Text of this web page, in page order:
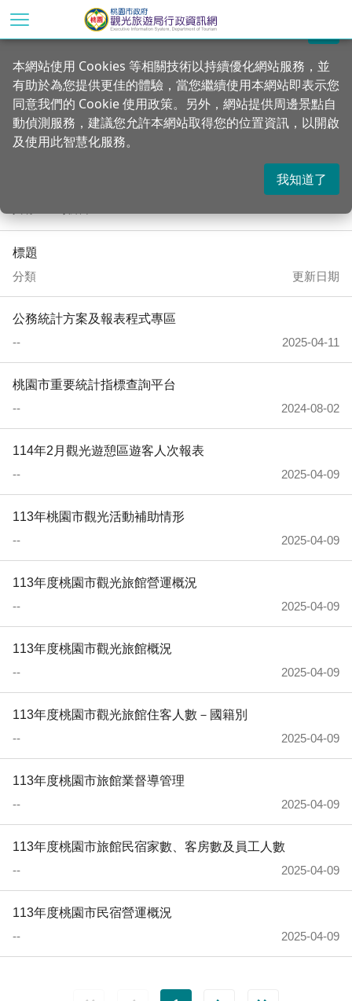
到
首頁 統計專區
公務統計方案
標題
分類
更新日期
公務統計方案及報表程式專區
--
2025-04-11
桃園市重要統計指標查詢平台
--
2024-08-02
114年2月觀光遊憩區遊客人次報表
--
2025-04-09
113年桃園市觀光活動補助情形
--
2025-04-09
113年度桃園市觀光旅館營運概況
--
2025-04-09
113年度桃園市觀光旅館概況
--
2025-04-09
113年度桃園市觀光旅館住客人數－國籍別
--
2025-04-09
113年度桃園市旅館業督導管理
--
2025-04-09
113年度桃園市旅館民宿家數、客房數及員工人數
--
2025-04-09
113年度桃園市民宿營運概況
--
2025-04-09
關閉
本網站使用 Cookies 等相關技術以持續優化網站服務，並
有助於為您提供更佳的體驗，當您繼續使用本網站即表示您
同意我們的 Cookie 使用政策。另外，網站提供周邊景點自
動偵測服務，建議您允許本網站取得您的位置資訊，以開啟
及使用此智慧化服務。
我知道了